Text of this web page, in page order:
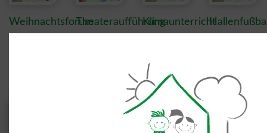
WeihnachtsforumTheateraufführungKlimaunterricht